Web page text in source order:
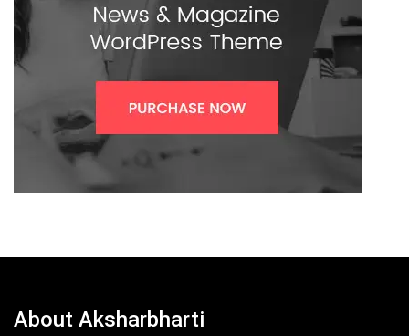
About Aksharbharti